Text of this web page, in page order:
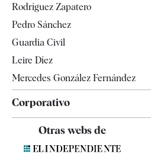
Televisión
Rodríguez Zapatero
Pedro Sánchez
Guardia Civil
Leire Díez
Mercedes González Fernández
Corporativo
Contacto
Otras webs de